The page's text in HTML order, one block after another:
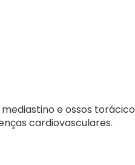
e ossos
cardiovasculares.